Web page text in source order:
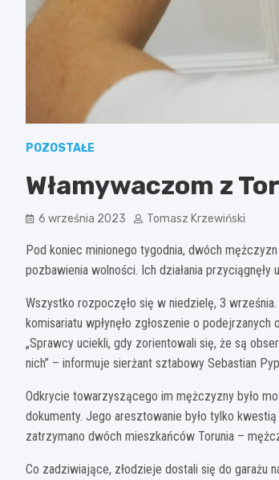
POZOSTAŁE
Włamywaczom z
6 września 2023 Tomasz Krzewiński
Pod koniec minionego tygodnia, dwóch
pozbawienia wolności. Ich działania przyciągnęły
Wszystko rozpoczęło się w niedzielę, 3
komisariatu wpłynęło zgłoszenie o
„Sprawcy uciekli, gdy zorientowali się, że są
nich” – informuje sierżant sztabowy Sebastian
Odkrycie towarzyszącego im mężczyzny było
dokumenty. Jego aresztowanie było tylko
zatrzymano dwóch mieszkańców Torunia –
Co zadziwiające, złodzieje dostali się do garażu